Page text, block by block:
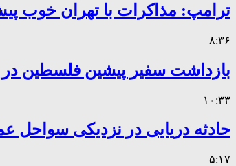
ترامپ: مذاکرات با تهران خوب
۸:۳۶
بازداشت سفیر پیشین فلسطین در
۱۰:۳۳
حادثه دریایی در نزدیکی سواحل
۵:۱۷